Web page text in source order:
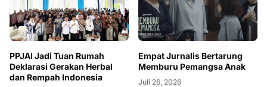
PPJAI Jadi Tuan Rumah
Deklarasi Gerakan Herbal
dan Rempah Indonesia
Empat Jurnalis Bertarung
Memburu Pemangsa Anak
Juli 26, 2026